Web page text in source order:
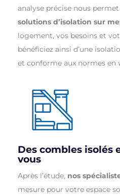
analyse précise nous
solutions d’isolation sur
logement, vos besoins et
bénéficiez ainsi d’une
et conforme aux normes en
Des combles isolés
vous
Après l’étude, nos
mesure pour votre espace